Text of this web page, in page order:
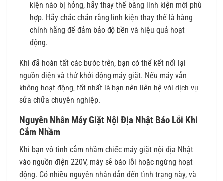
kiện nào bị hỏng, hãy thay thế bằng linh kiện mới phù
hợp. Hãy chắc chắn rằng linh kiện thay thế là hàng
chính hãng để đảm bảo độ bền và hiệu quả hoạt
động.
Khi đã hoàn tất các bước trên, bạn có thể kết nối lại
nguồn điện và thử khởi động máy giặt. Nếu máy vẫn
không hoạt động, tốt nhất là bạn nên liên hệ với dịch vụ
sửa chữa chuyên nghiệp.
Nguyên Nhân Máy Giặt Nội Địa Nhật Báo Lỗi Khi
Cắm Nhầm
Khi bạn vô tình cắm nhầm chiếc máy giặt nội địa Nhật
vào nguồn điện 220V, máy sẽ báo lỗi hoặc ngừng hoạt
động. Có nhiều nguyên nhân dẫn đến tình trạng này, và